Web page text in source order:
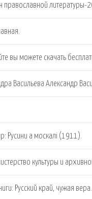
православной литературы-
вы можете скачать
Васильева Александр
Русини а москалі (1911).
культуры и
Русский край, чужая вера.